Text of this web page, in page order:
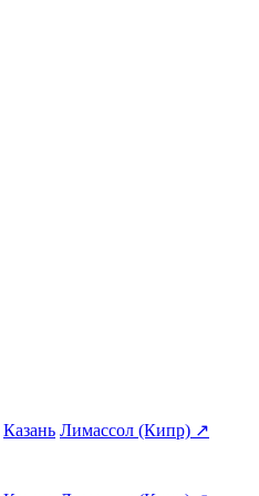
Казань Лимассол (Кипр) ↗